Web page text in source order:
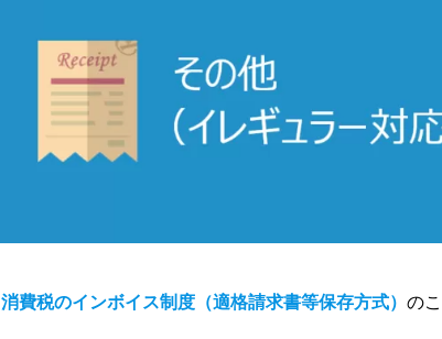
消費税のインボイス制度（適格請求書等保存方式） の